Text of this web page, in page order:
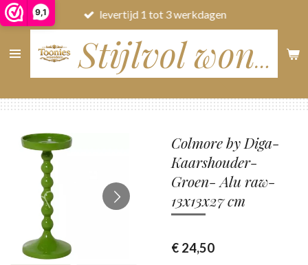
9,1
Ga
direct
naar
Stijlvol wonen
levertijd 1 tot 3 werkdagen
Colmore by Diga-
Kaarshouder-
Groen- Alu raw-
13x13x27 cm
€ 24,50